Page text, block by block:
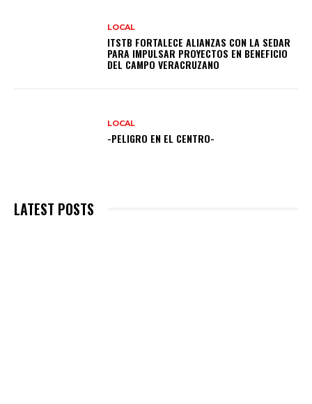
LOCAL
ITSTB FORTALECE ALIANZAS CON LA SEDAR
PARA IMPULSAR PROYECTOS EN BENEFICIO
DEL CAMPO VERACRUZANO
LOCAL
-PELIGRO EN EL CENTRO-
LATEST POSTS